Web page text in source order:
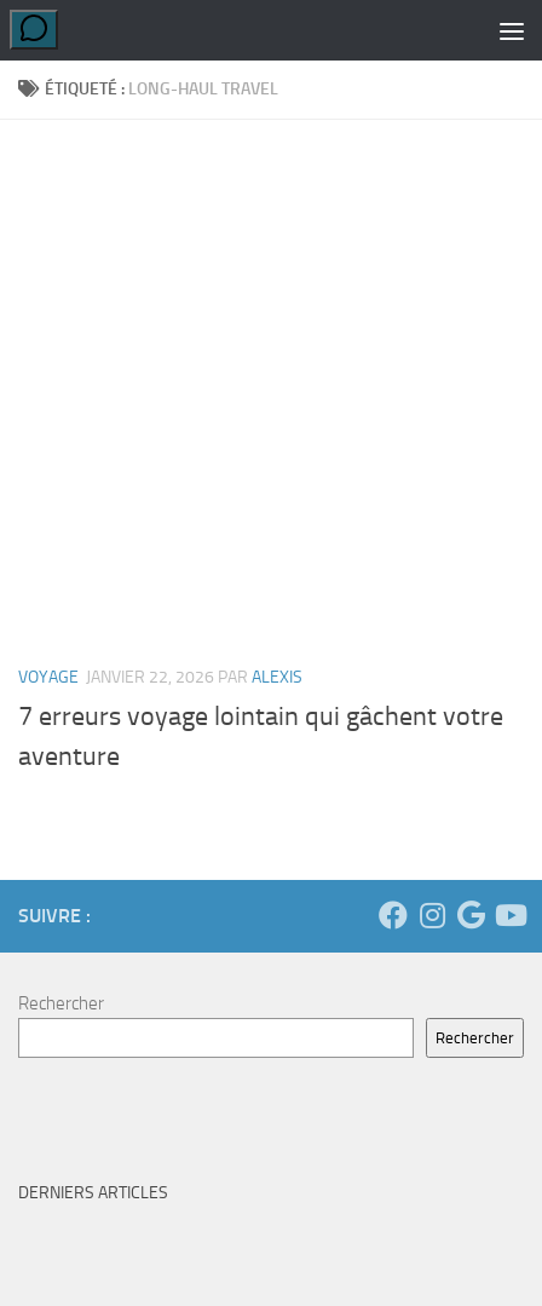
Skip to content
ÉTIQUETÉ : LONG-HAUL TRAVEL
VOYAGE JANVIER 22, 2026 PAR ALEXIS
7 erreurs voyage lointain qui gâchent votre
aventure
SUIVRE :
Rechercher
Rechercher
DERNIERS ARTICLES